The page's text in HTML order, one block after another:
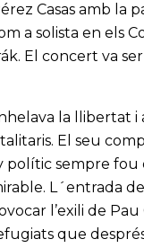
Casas amb la
a solista en els
El concert va
la llibertat i
El seu
polític sempre fou
L´entrada
l’exili de Pau
que